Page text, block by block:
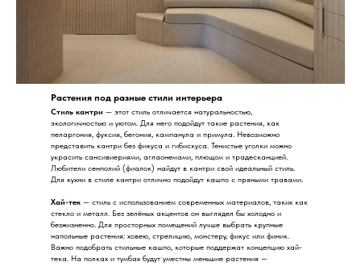
Стиль кантри — этот стиль отличается натуральностью,
экологичностью и уютом. Для него подойдут такие растения, как
пеларгония, фуксия, бегония, кампанула и примула. Невозможно
представить кантри без фикуса и гибискуса. Тенистые уголки можно
украсить сансивиериями, аглаонемами, плющом и традесканцией.
Любители сенполий (фиалок) найдут в кантри свой идеальный стиль.
Для кухни в стиле кантри отлично подойдут кашпо с пряными травами.
Хай-тек — стиль с использованием современных материалов, таких как
стекло и металл. Без зелёных акцентов он выглядел бы холодно и
безжизненно. Для просторных помещений лучше выбрать крупные
напольные растения: ховею, стрелицию, монстеру, фикус или финик.
Важно подобрать стильные кашпо, которые поддержат концепцию хай-
тека. На полках и тумбах будут уместны меньшие растения —
Растения под разные стили интерьера